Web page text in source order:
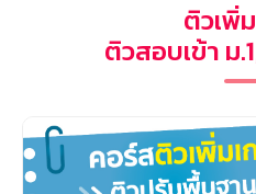
ติวเพิ่
ติวสอบเข้า ม